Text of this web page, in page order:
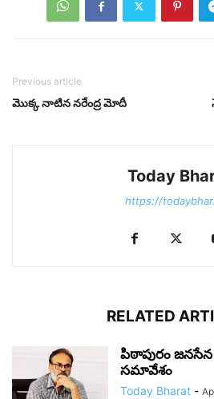
Previous article
మొక్క నాటిన న‌రేంద్ర మోదీ
Today
https://
RELATED
పిఠాపురం
సమావేశం
Today Bharat -